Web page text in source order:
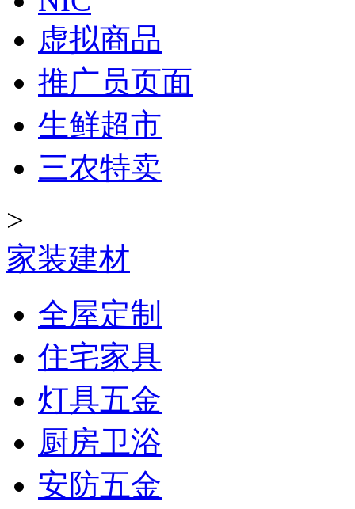
虚拟商品
推广员页面
生鲜超市
三农特卖
>
家装建材
全屋定制
住宅家具
灯具五金
厨房卫浴
安防五金